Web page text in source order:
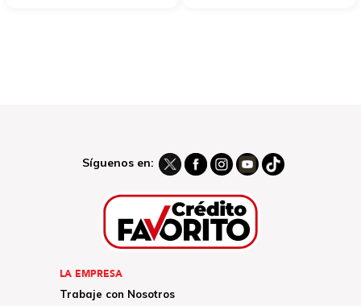
Síguenos en:
LA EMPRESA
Trabaje con Nosotros